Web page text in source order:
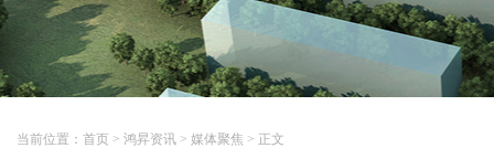
当前位置： 首页 > 鸿昇资讯 > 媒体聚焦 > 正文